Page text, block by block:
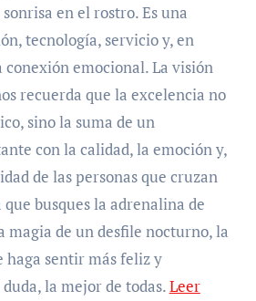
en el rostro. Es una
tecnología, servicio y, en
conexión emocional. La visión
recuerda que la excelencia no
sino la suma de un
con la calidad, la emoción y,
de las personas que cruzan
que busques la adrenalina de
magia de un desfile nocturno, la
haga sentir más feliz y
la mejor de todas.Leer